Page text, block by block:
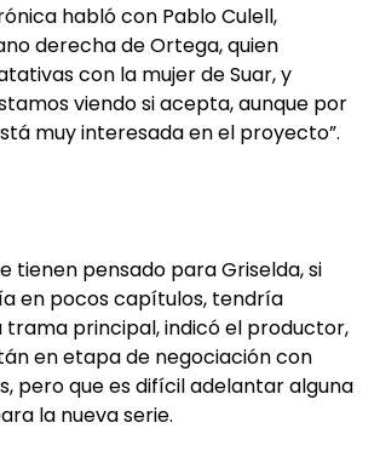
habló con Pablo Culell,
de­recha de Ortega, quien
con la mujer de Suar, y
viendo si acepta, aunque por
muy interesada en el proyecto”.
tienen pensado para Gri­selda, si
en pocos capítulos, ten­dría
tra­ma principal, indicó el productor,
en etapa de ne­gociación con
pero que es difícil adelantar alguna
la nueva se­rie.